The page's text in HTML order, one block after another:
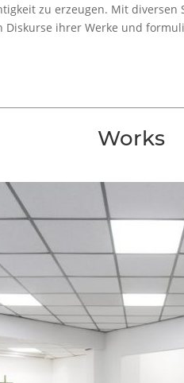
zu erzeugen. Mit
ihrer Werke und
Works